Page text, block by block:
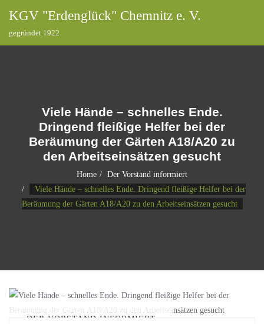
KGV "Erdenglück" Chemnitz e. V.
gegründet 1922
Viele Hände – schnelles Ende.
Dringend fleißige Helfer bei der
Beräumung der Gärten A18/A20 zu
den Arbeitseinsätzen gesucht
Home
Der Vorstand informiert
Viele Hände – schnelles Ende. Dringend fleißige Helfer bei der
Beräumung der Gärten A18/A20 zu den Arbeitseinsätzen gesucht
DER VORSTAND INFORMIERT